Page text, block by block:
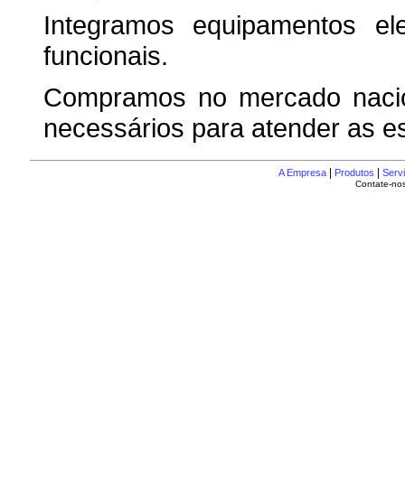
Integramos equipamentos
funcionais.
Compramos no mercado
necessários para atender as
A Empresa| Produtos
Contate-